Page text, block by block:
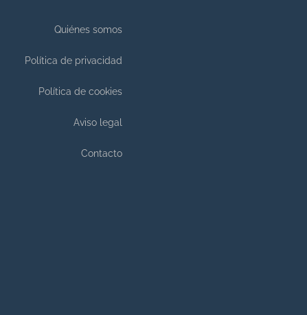
Quiénes somos
Política de privacidad
Política de cookies
Aviso legal
Contacto